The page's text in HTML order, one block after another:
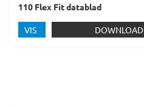
110 Flex Fit datablad
VIS DOWNLOAD